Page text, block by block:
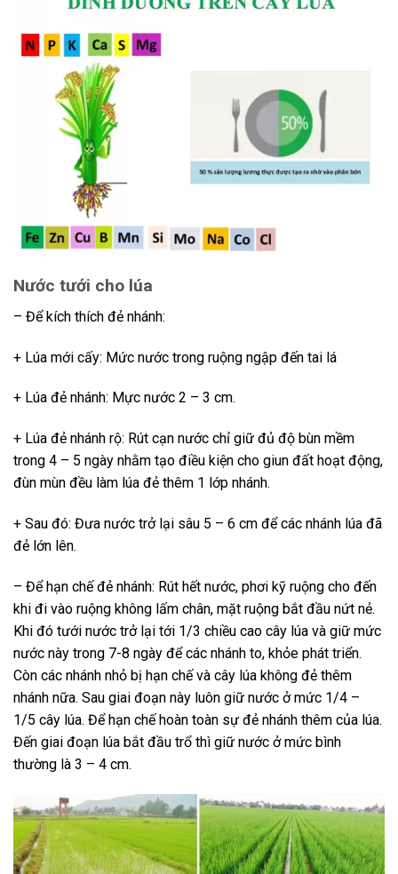
Nước tưới cho lúa
– Để kích thích đẻ nhánh:
+ Lúa mới cấy: Mức nước trong ruộng ngập đến tai lá
+ Lúa đẻ nhánh: Mực nước 2 – 3 cm.
+ Lúa đẻ nhánh rộ: Rút cạn nước chỉ giữ đủ độ bùn mềm
trong 4 – 5 ngày nhằm tạo điều kiện cho giun đất hoạt động,
đùn mùn đều làm lúa đẻ thêm 1 lớp nhánh.
+ Sau đó: Đưa nước trở lại sâu 5 – 6 cm để các nhánh lúa đã
đẻ lớn lên.
– Để hạn chế đẻ nhánh: Rút hết nước, phơi kỹ ruộng cho đến
khi đi vào ruộng không lấm chân, mặt ruộng bắt đầu nứt nẻ.
Khi đó tưới nước trở lại tới 1/3 chiều cao cây lúa và giữ mức
nước này trong 7-8 ngày để các nhánh to, khỏe phát triển.
Còn các nhánh nhỏ bị hạn chế và cây lúa không đẻ thêm
nhánh nữa. Sau giai đoạn này luôn giữ nước ở mức 1/4 –
1/5 cây lúa. Để hạn chế hoàn toàn sự đẻ nhánh thêm của lúa.
Đến giai đoạn lúa bắt đầu trổ thì giữ nước ở mức bình
thường là 3 – 4 cm.